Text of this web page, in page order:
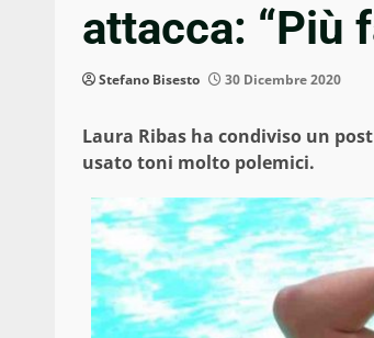
attacca: “Più
Stefano Bisesto 30 Dicembre 2020
Laura Ribas ha condiviso un
usato toni molto polemici.